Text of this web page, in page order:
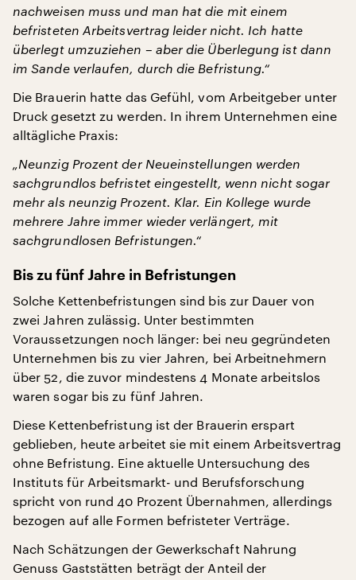
nachweisen muss und man hat die mit einem
befristeten Arbeitsvertrag leider nicht. Ich hatte
überlegt umzuziehen – aber die Überlegung ist dann
im Sande verlaufen, durch die Befristung.“
Die Brauerin hatte das Gefühl, vom Arbeitgeber unter
Druck gesetzt zu werden. In ihrem Unternehmen eine
alltägliche Praxis:
„Neunzig Prozent der Neueinstellungen werden
sachgrundlos befristet eingestellt, wenn nicht sogar
mehr als neunzig Prozent. Klar. Ein Kollege wurde
mehrere Jahre immer wieder verlängert, mit
sachgrundlosen Befristungen.“
Bis zu fünf Jahre in Befristungen
Solche Kettenbefristungen sind bis zur Dauer von
zwei Jahren zulässig. Unter bestimmten
Voraussetzungen noch länger: bei neu gegründeten
Unternehmen bis zu vier Jahren, bei Arbeitnehmern
über 52, die zuvor mindestens 4 Monate arbeitslos
waren sogar bis zu fünf Jahren.
Diese Kettenbefristung ist der Brauerin erspart
geblieben, heute arbeitet sie mit einem Arbeitsvertrag
ohne Befristung. Eine aktuelle Untersuchung des
Instituts für Arbeitsmarkt- und Berufsforschung
spricht von rund 40 Prozent Übernahmen, allerdings
bezogen auf alle Formen befristeter Verträge.
Nach Schätzungen der Gewerkschaft Nahrung
Genuss Gaststätten beträgt der Anteil der